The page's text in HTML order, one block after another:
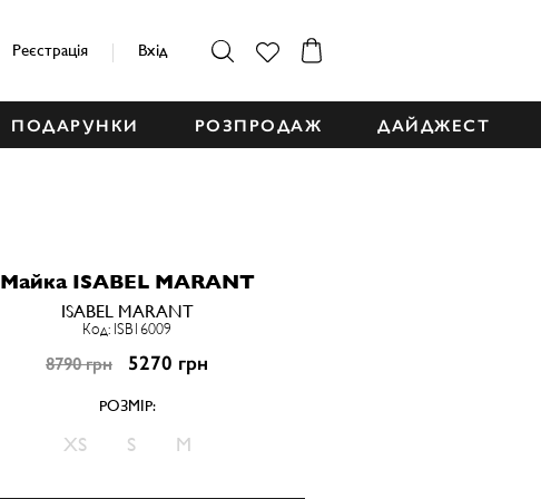
Реєстрація Вхід
ПОДАРУНКИ РОЗПРОДАЖ ДАЙДЖЕСТ
Майка ISABEL MARANT
ISABEL MARANT
Код: ISB16009
8790 грн 5270 грн
РОЗМІР:
XS S M